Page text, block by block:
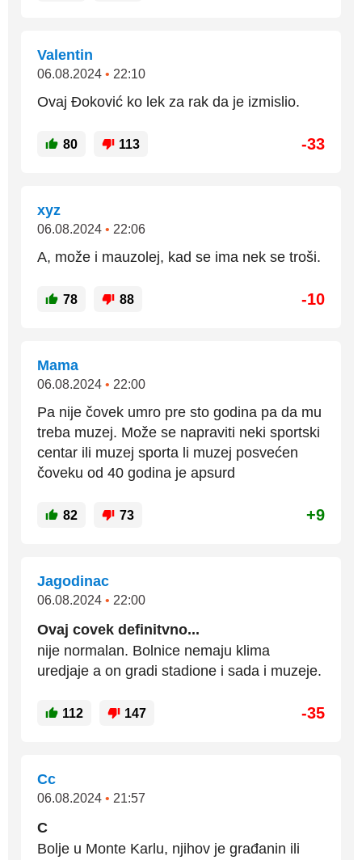
Valentin
06.08.2024 • 22:10
Ovaj Đoković ko lek za rak da je izmislio.
80 113 -33
xyz
06.08.2024 • 22:06
A, može i mauzolej, kad se ima nek se troši.
78 88 -10
Mama
06.08.2024 • 22:00
Pa nije čovek umro pre sto godina pa da mu
treba muzej. Može se napraviti neki sportski
centar ili muzej sporta li muzej posvećen
čoveku od 40 godina je apsurd
82 73 +9
Jagodinac
06.08.2024 • 22:00
Ovaj covek definitvno...
nije normalan. Bolnice nemaju klima
uredjaje a on gradi stadione i sada i muzeje.
112 147 -35
Cc
06.08.2024 • 21:57
C
Bolje u Monte Karlu, njihov je građanin ili